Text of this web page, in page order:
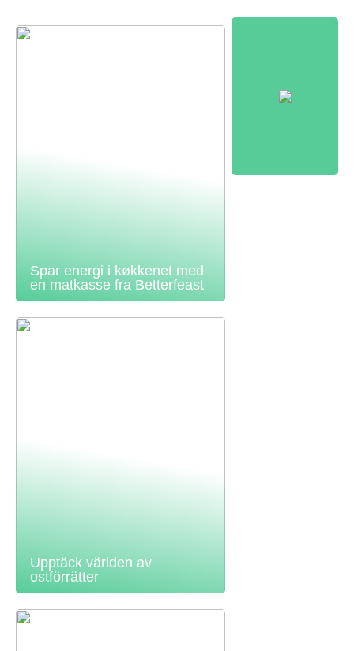
Spar energi i køkkenet med
en matkasse fra Betterfeast
Upptäck världen av
ostförrätter